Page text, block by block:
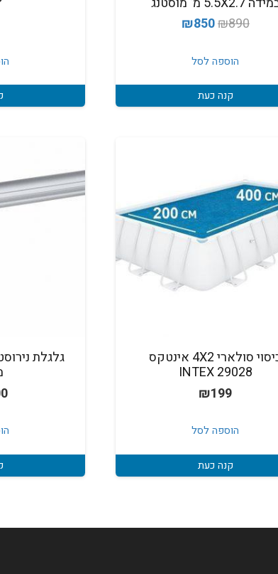
₪890
המחיר
היה:
₪890.
₪850
₪850.
הוספה לסל
קנה כעת
כיסוי סולארי 4X2 אינטקס
INTEX 29028
₪199
הוספה לסל
קנה כעת
גלגלת